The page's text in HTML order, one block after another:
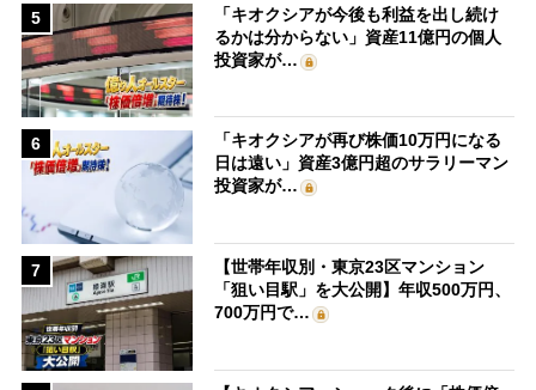
5
「キオクシアが今後も利益を出し続け
るかは分からない」資産11億円の個人
投資家が…
6
「キオクシアが再び株価10万円になる
日は遠い」資産3億円超のサラリーマン
投資家が…
7
【世帯年収別・東京23区マンション
「狙い目駅」を大公開】年収500万円、
700万円で…